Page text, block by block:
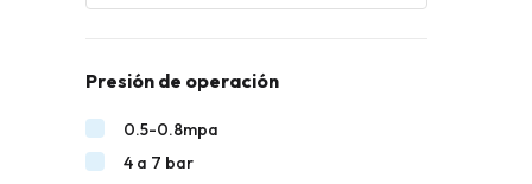
Presión de operación
0.5-0.8mpa
4 a 7 bar